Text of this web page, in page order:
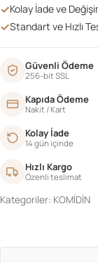
✓Kolay İade ve
✓Standart ve Hızlı
Güvenli Ödeme
256-bit SSL
Kapıda Ödeme
Nakit / Kart
Kolay İade
14 gün içinde
Hızlı Kargo
Özenli teslimat
Kategoriler: KOMİDİN